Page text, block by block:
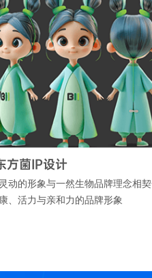
IP设计
形象与一然生物品牌理念相契合，
力与亲和力的品牌形象